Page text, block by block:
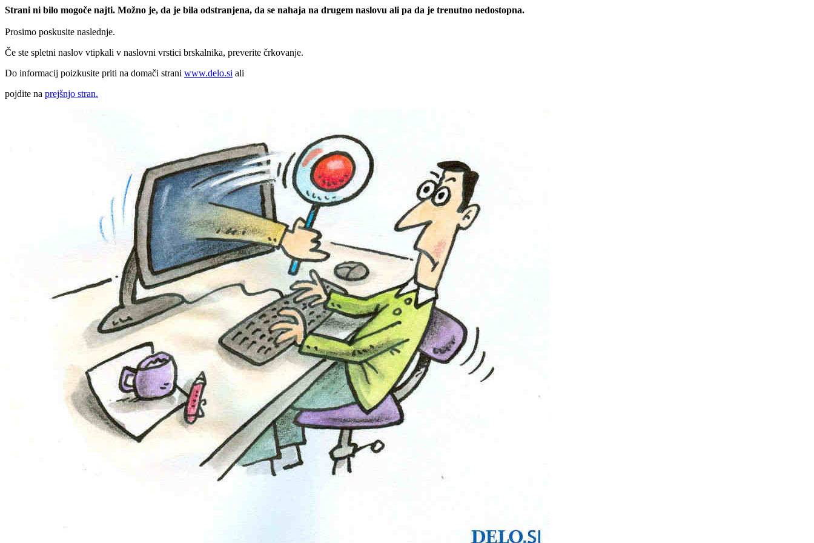
Strani ni bilo mogoče najti. Možno je, da je bila odstranjena, da se nahaja na drugem naslovu ali pa da je trenutno nedostopna.
Prosimo poskusite naslednje.
Če ste spletni naslov vtipkali v naslovni vrstici brskalnika, preverite črkovanje.
Do informacij poizkusite priti na domači strani www.delo.si ali
pojdite na prejšnjo stran.